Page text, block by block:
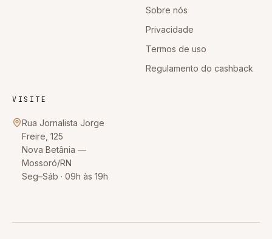
Sobre nós
Privacidade
Termos de uso
Regulamento do cashback
VISITE
Rua Jornalista Jorge
Freire, 125
Nova Betânia —
Mossoró/RN
Seg–Sáb · 09h às 19h